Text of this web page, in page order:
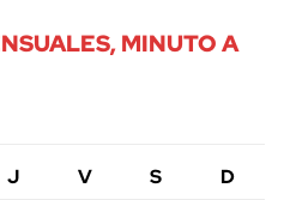
MINUTO A
J V S D